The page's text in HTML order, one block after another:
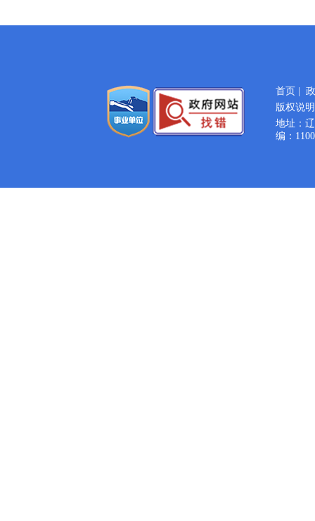
首页
版权说
地址：
编：